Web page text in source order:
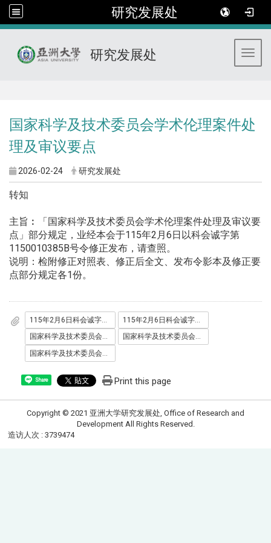
研究发展处
研究发展处
国家科学及技术委员会学术伦理案件处
理及审议要点
2026-02-24 研究发展处
转知
主旨︰「国家科学及技术委员会学术伦理案件处理及审议要
点」部分规定，业经本会于115年2月6日以科会诚字第
1150010385B号令修正发布，请查照。
说明：检附修正对照表、修正后全文、发布令影本及修正要
点部分规定各1份。
115年2月6日科会诚字第1150010385C号函
115年2月6日科会诚字第1150010385B号令
国家科学及技术委员会学术伦理案件处理及审议要点部分规定修正对照表
国家科学及技术委员会学术伦理案件处理及审议要点
国家科学及技术委员会学术伦理案件处理及审议要点部分规定修正规定
Share Print this page
Copyright © 2021 亚洲大学研究发展处, Office of Research and
Development All Rights Reserved.
造访人次 : 3739474